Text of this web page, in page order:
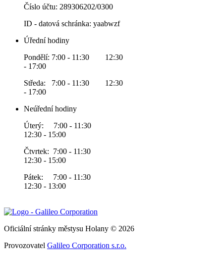
Číslo účtu: 289306202/0300
ID - datová schránka: yaabwzf
Úřední hodiny
Pondělí: 7:00 - 11:30 12:30
- 17:00
Středa: 7:00 - 11:30 12:30
- 17:00
Neúřední hodiny
Úterý: 7:00 - 11:30
12:30 - 15:00
Čtvrtek: 7:00 - 11:30
12:30 - 15:00
Pátek: 7:00 - 11:30
12:30 - 13:00
Oficiální stránky městysu Holany © 2026
Provozovatel Galileo Corporation s.r.o.